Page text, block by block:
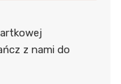
z nami do